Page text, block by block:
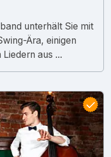
unterhält Sie mit
Ära, einigen
aus ...